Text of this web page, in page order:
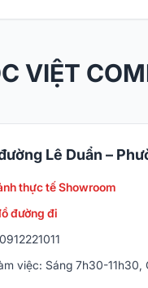
VIỆT
Lê Duẩn –
thực tế Showroom
đường đi
việc: Sáng 7h30-11h30,